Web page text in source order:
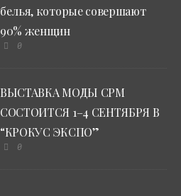
белья, которые совершают
90% женщин
0
ВЫСТАВКА МОДЫ CPM
СОСТОИТСЯ 1–4 СЕНТЯБРЯ В
“КРОКУС ЭКСПО”
0